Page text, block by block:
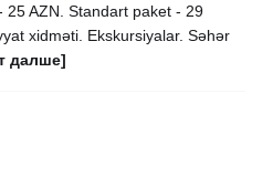
AZN. Standart paket - 29
xidməti. Ekskursiyalar. Səhər
далше]